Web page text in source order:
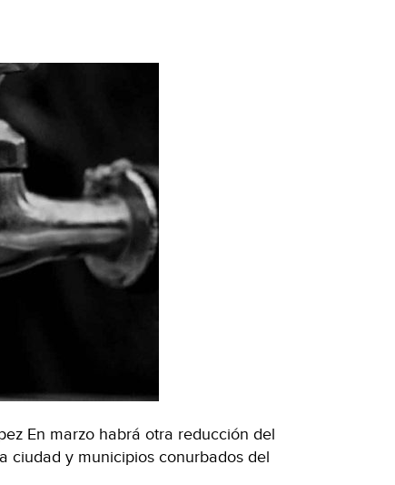
En marzo habrá otra reducción del
ciudad y municipios conurbados del